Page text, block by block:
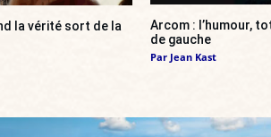
la vérité sort de la
Arcom : l’humour,
de gauche
Par Jean Kast